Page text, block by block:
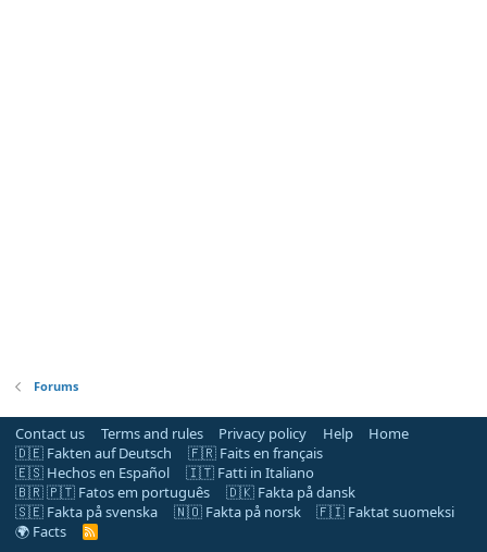
Forums
Contact us Terms and rules Privacy policy Help
Home
🇩🇪 Fakten auf Deutsch
🇫🇷 Faits en français
🇪🇸 Hechos en Español
🇮🇹 Fatti in Italiano
🇧🇷 🇵🇹 Fatos em português
🇩🇰 Fakta på dansk
🇸🇪 Fakta på svenska
🇳🇴 Fakta på norsk
🇫🇮 Faktat suomeksi
🌍 Facts
R